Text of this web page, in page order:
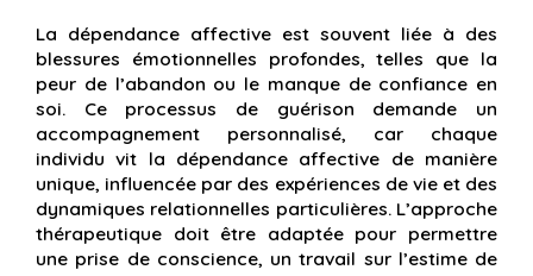
La dépendance affective est souvent liée à des
blessures émotionnelles profondes, telles que la
peur de l’abandon ou le manque de confiance en
soi. Ce processus de guérison demande un
accompagnement personnalisé, car chaque
individu vit la dépendance affective de manière
unique, influencée par des expériences de vie et des
dynamiques relationnelles particulières. L’approche
thérapeutique doit être adaptée pour permettre
une prise de conscience, un travail sur l’estime de